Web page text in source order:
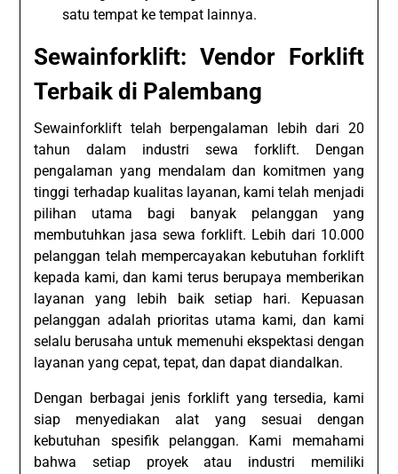
satu tempat ke tempat lainnya.
Sewainforklift: Vendor Forklift
Terbaik di Palembang
Sewainforklift telah berpengalaman lebih dari 20
tahun dalam industri sewa forklift. Dengan
pengalaman yang mendalam dan komitmen yang
tinggi terhadap kualitas layanan, kami telah menjadi
pilihan utama bagi banyak pelanggan yang
membutuhkan jasa sewa forklift. Lebih dari 10.000
pelanggan telah mempercayakan kebutuhan forklift
kepada kami, dan kami terus berupaya memberikan
layanan yang lebih baik setiap hari. Kepuasan
pelanggan adalah prioritas utama kami, dan kami
selalu berusaha untuk memenuhi ekspektasi dengan
layanan yang cepat, tepat, dan dapat diandalkan.
Dengan berbagai jenis forklift yang tersedia, kami
siap menyediakan alat yang sesuai dengan
kebutuhan spesifik pelanggan. Kami memahami
bahwa setiap proyek atau industri memiliki